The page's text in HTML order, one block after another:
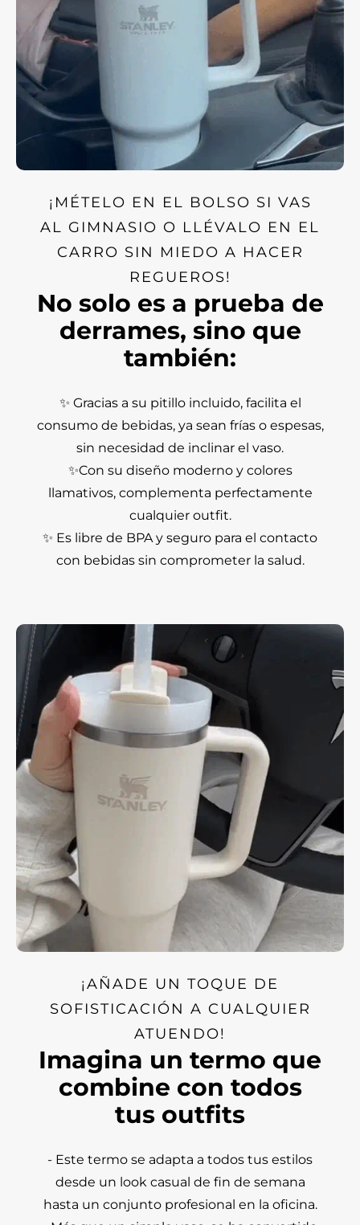
¡MÉTELO EN EL BOLSO SI VAS
AL GIMNASIO O LLÉVALO EN EL
CARRO SIN MIEDO A HACER
REGUEROS!
No solo es a prueba de
derrames, sino que
también:
✨ Gracias a su pitillo incluido, facilita el
consumo de bebidas, ya sean frías o espesas,
sin necesidad de inclinar el vaso.
✨Con su diseño moderno y colores
llamativos, complementa perfectamente
cualquier outfit.
✨ Es libre de BPA y seguro para el contacto
con bebidas sin comprometer la salud.
¡AÑADE UN TOQUE DE
SOFISTICACIÓN A CUALQUIER
ATUENDO!
Imagina un termo que
combine con todos
tus outfits
- Este termo se adapta a todos tus estilos
desde un look casual de fin de semana
hasta un conjunto profesional en la oficina.